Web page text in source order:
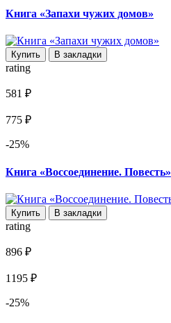
Книга «Запахи чужих домов»
Купить В закладки
rating
581 ₽
775 ₽
-25%
Книга «Воссоединение. Повесть»
Купить В закладки
rating
896 ₽
1195 ₽
-25%